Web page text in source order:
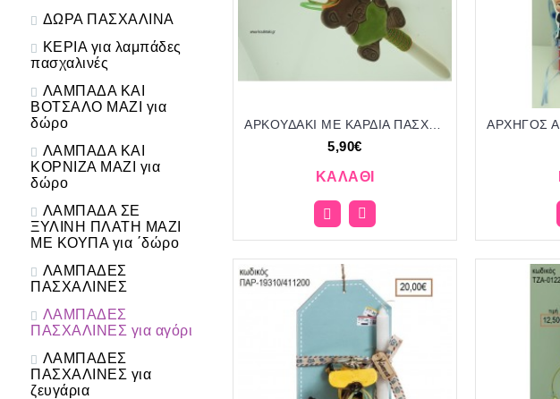
ΔΩΡΑ ΠΑΣΧΑΛΙΝΑ
ΚΕΡΙΑ για λαμπάδες
πασχαλινές
ΛΑΜΠΑΔΑ ΚΑΙ
ΒΟΤΣΑΛΟ ΜΑΖΙ για
δώρο
ΛΑΜΠΑΔΑ ΚΑΙ
ΚΟΡΝΙΖΑ ΜΑΖΙ για
δώρο
ΛΑΜΠΑΔΑ ΣΕ
ΞΥΛΙΝΗ ΠΛΑΤΗ ΜΑΖΙ
ΜΕ ΚΟΥΠΑ για ΄δώρο
ΛΑΜΠΑΔΕΣ
ΠΑΣΧΑΛΙΝΕΣ
ΛΑΜΠΑΔΕΣ
ΠΑΣΧΑΛΙΝΕΣ για αγόρι
ΛΑΜΠΑΔΕΣ
ΠΑΣΧΑΛΙΝΕΣ για
ζευγάρια
ΑΡΚΟΥΔΑΚΙ ΜΕ ΚΑΡΔΙΑ ΠΑΣΧΑΛΙΝΗ ΛΑΜΠΑΔΑ ΧΕΙΡΟΠΟΙΗΤΗ ΜΕ ΚΕΡΑΜΙΚΟ ΔΙΑΚΟΣΜΗΤΙΚΟ ΚΑΙ ΚΟΡΔΟΝΙΑ - ΚΟΡΔΕΛΕΣ ΤΖΑ-01051/41199 5.90€!!!!
5,90€
ΚΑΛΆΘΙ